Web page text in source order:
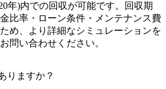
年)内での回収が可能です。回収期
比率・ローン条件・メンテナンス費
め、より詳細なシミュレーションを
問い合わせください。
りますか？